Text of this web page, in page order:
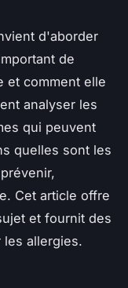
d'aborder
de
et comment elle
analyser les
qui peuvent
quelles sont les
Cet article offre
et fournit des
allergies.